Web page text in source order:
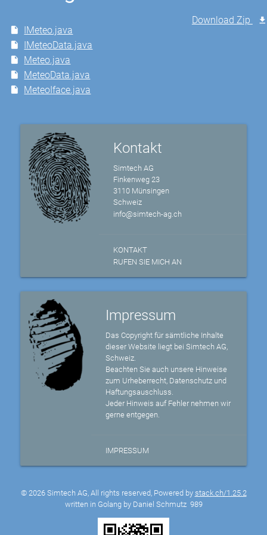
IMeteo.java
IMeteoData.java
Meteo.java
MeteoData.java
MeteoIface.java
Download Zip
Kontakt
Simtech AG
Finkenweg 23
3110 Münsingen
Schweiz
info@simtech-ag.ch
KONTAKT
RUFEN SIE MICH AN
Impressum
Das Copyright für sämtliche Inhalte
dieser Website liegt bei Simtech AG,
Schweiz.
Beachten Sie auch unsere Hinweise
zum Urheberrecht, Datenschutz und
Haftungsauschluss.
Jeder Hinweis auf Fehler nehmen wir
gerne entgegen.
IMPRESSUM
© 2026 Simtech AG, All rights reserved, Powered by stack.ch/1.25.2
written in Golang by Daniel Schmutz 989